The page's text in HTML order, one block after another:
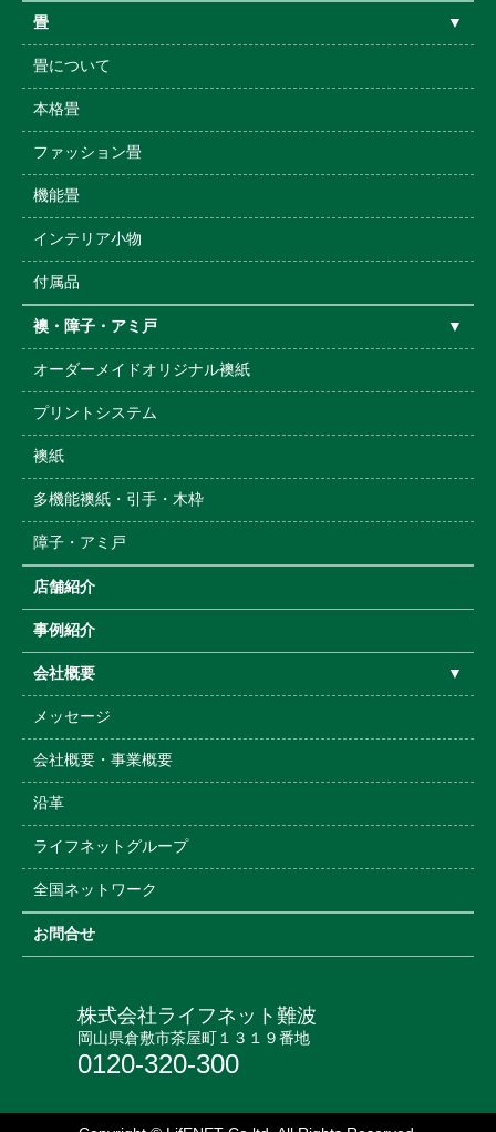
畳 ▼
畳について
本格畳
ファッション畳
機能畳
インテリア小物
付属品
襖・障子・アミ戸 ▼
オーダーメイドオリジナル襖紙
プリントシステム
襖紙
多機能襖紙・引手・木枠
障子・アミ戸
店舗紹介
事例紹介
会社概要 ▼
メッセージ
会社概要・事業概要
沿革
ライフネットグループ
全国ネットワーク
お問合せ
株式会社ライフネット難波
岡山県倉敷市茶屋町１３１９番地
0120-320-300